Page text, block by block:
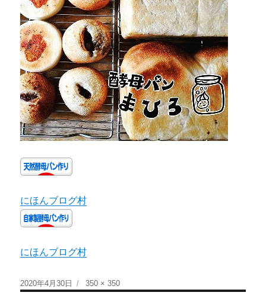
にほんブログ村
にほんブログ村
2020年4月30日 350 × 350